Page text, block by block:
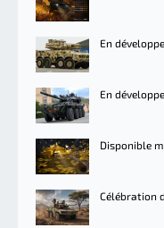
En
En
Disponible
Célébration